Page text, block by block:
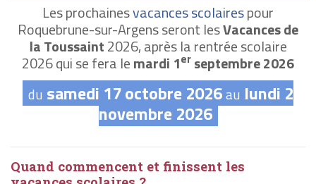
Les prochainesvacances scolairespour
Roquebrune-sur-Argens seront lesVacances de
la Toussaint2026, après la rentrée scolaire
2026 qui se fera lemardi 1er septembre 2026
du samedi 17 octobre 2026au lundi 2
novembre 2026
Quand commencent et finissent les